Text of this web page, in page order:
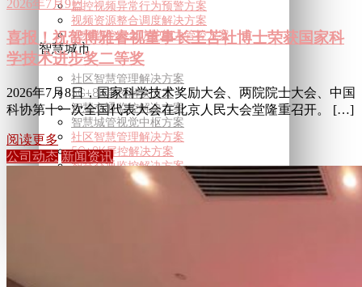
监控视频异常行为预警方案
视频资源整合调度解决方案
视频监控安全防护能力管控方案
智慧城市
社区智慧管理解决方案
5G+8K屏控解决方案
智慧交通监控解决方案
智慧城管视觉中枢方案
社区智慧管理解决方案
5G+8K屏控解决方案
智慧交通监控解决方案
智慧城管视觉中枢方案
2026年7月9日
喜报！祝贺博雅睿视董事长王苫社博士荣获国家科
学技术进步奖二等奖
2026年7月8日，国家科学技术奖励大会、两院院士大会、中国
科协第十一次全国代表大会在北京人民大会堂隆重召开。 […]
阅读更多
公司动态 新闻资讯